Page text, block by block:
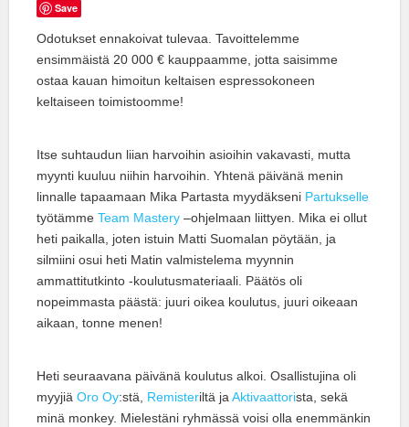
Save
Odotukset ennakoivat tulevaa. Tavoittelemme
ensimmäistä 20 000 € kauppaamme, jotta saisimme
ostaa kauan himoitun keltaisen espressokoneen
keltaiseen toimistoomme!
Itse suhtaudun liian harvoihin asioihin vakavasti, mutta
myynti kuuluu niihin harvoihin. Yhtenä päivänä menin
linnalle tapaamaan Mika Partasta myydäkseni Partukselle
työtämme Team Mastery –ohjelmaan liittyen. Mika ei ollut
heti paikalla, joten istuin Matti Suomalan pöytään, ja
silmiini osui heti Matin valmistelema myynnin
ammattitutkinto -koulutusmateriaali. Päätös oli
nopeimmasta päästä: juuri oikea koulutus, juuri oikeaan
aikaan, tonne menen!
Heti seuraavana päivänä koulutus alkoi. Osallistujina oli
myyjiä Oro Oy:stä, Remisteriltä jaAktivaattorista, sekä
minä monkey. Mielestäni ryhmässä voisi olla enemmänkin